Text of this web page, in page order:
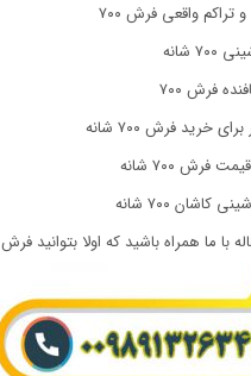
واقعی فرش ۷۰۰
شانه
فرش ۷۰۰
خرید فرش ۷۰۰ شانه
فرش ۷۰۰ شانه
۷۰۰ شانه
فرش ۷۰۰ شانه واقعی را براحتی تشخیص دهید و نیز بتوانید قیمت فرش ماشینی ۷۰۰ شانه نسبت به قیمت فرش طرح ۷۰۰ براحتی بشناسید.